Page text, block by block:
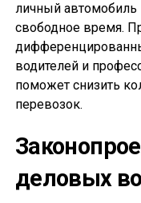
личный
свободное время.
водителей и
поможет снизить
перевозок.
деловых